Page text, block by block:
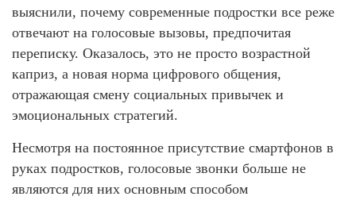
выяснили, почему современные подростки все реже
отвечают на голосовые вызовы, предпочитая
переписку. Оказалось, это не просто возрастной
каприз, а новая норма цифрового общения,
отражающая смену социальных привычек и
эмоциональных стратегий.
Несмотря на постоянное присутствие смартфонов в
руках подростков, голосовые звонки больше не
являются для них основным способом